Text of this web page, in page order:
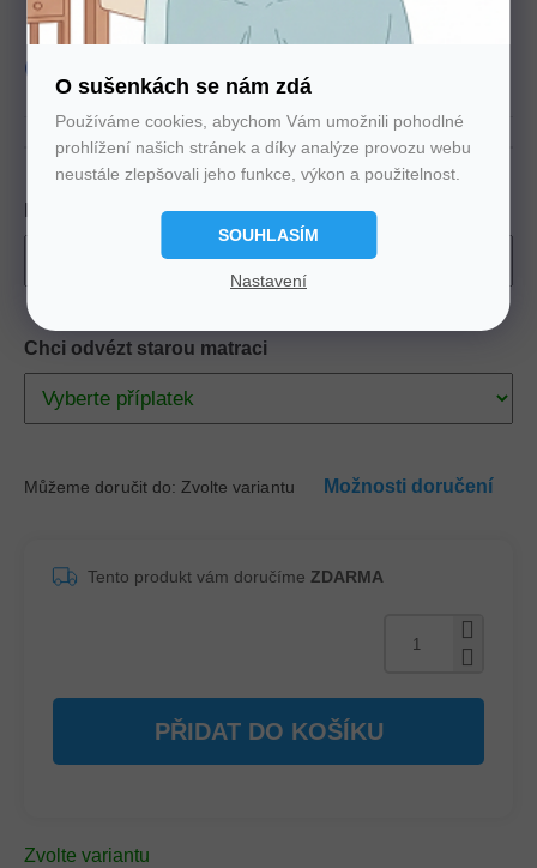
O sušenkách se nám zdá
Používáme cookies, abychom Vám umožnili pohodlné
prohlížení našich stránek a díky analýze provozu webu
neustále zlepšovali jeho funkce, výkon a použitelnost.
SOUHLASÍM
Nastavení
Zvolte variantu
Chci odvézt starou matraci
Můžeme doručit do: Zvolte variantu Možnosti doručení
PŘIDAT DO KOŠÍKU
Tento produkt vám doručíme ZDARMA
7 cm Doprava